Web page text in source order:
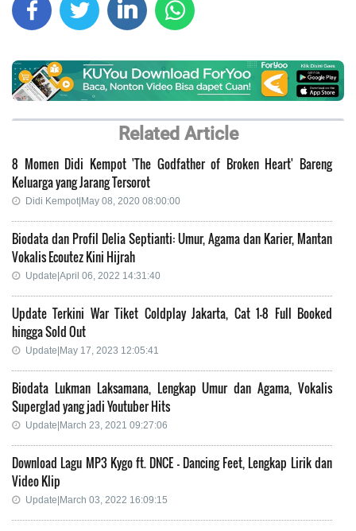
Related Article
8 Momen Didi Kempot 'The Godfather of Broken Heart' Bareng
Keluarga yang Jarang Tersorot
Didi Kempot|May 08, 2020 08:00:00
Biodata dan Profil Delia Septianti: Umur, Agama dan Karier, Mantan
Vokalis Ecoutez Kini Hijrah
Update|April 06, 2022 14:31:40
Update Terkini War Tiket Coldplay Jakarta, Cat 1-8 Full Booked
hingga Sold Out
Update|May 17, 2023 12:05:41
Biodata Lukman Laksamana, Lengkap Umur dan Agama, Vokalis
Superglad yang jadi Youtuber Hits
Update|March 23, 2021 09:27:06
Download Lagu MP3 Kygo ft. DNCE - Dancing Feet, Lengkap Lirik dan
Video Klip
Update|March 03, 2022 16:09:15